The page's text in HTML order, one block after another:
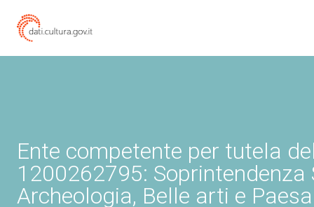
Ente competente per tutela
1200262795: Soprintendenza
Archeologia, Belle arti e